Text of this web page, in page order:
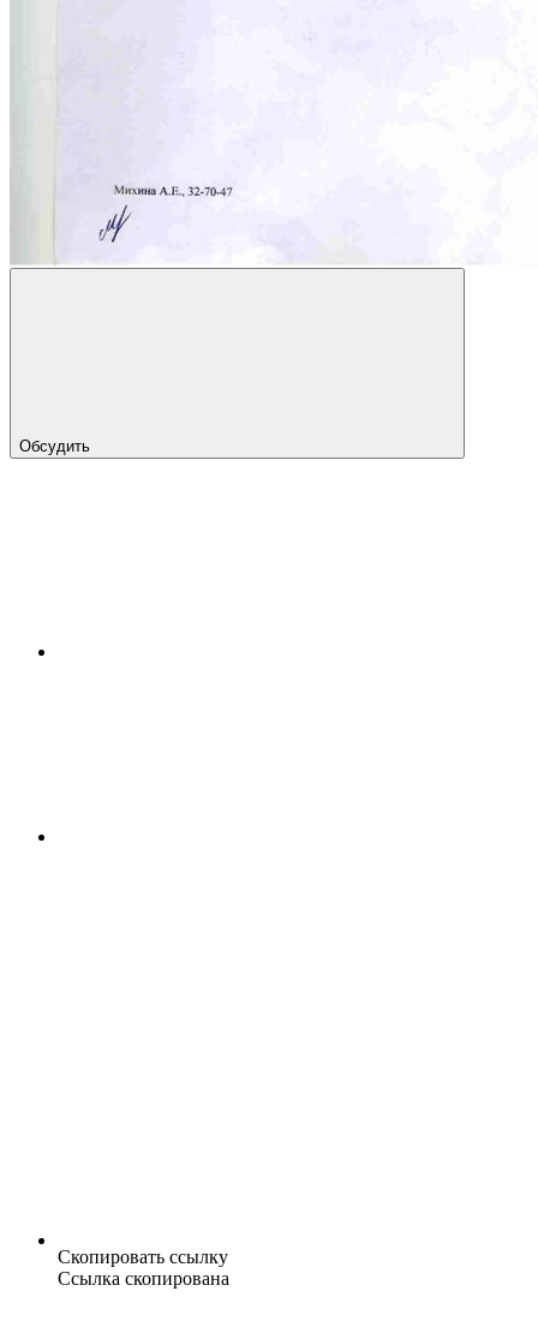
Обсудить
Скопировать ссылку
Ссылка скопирована